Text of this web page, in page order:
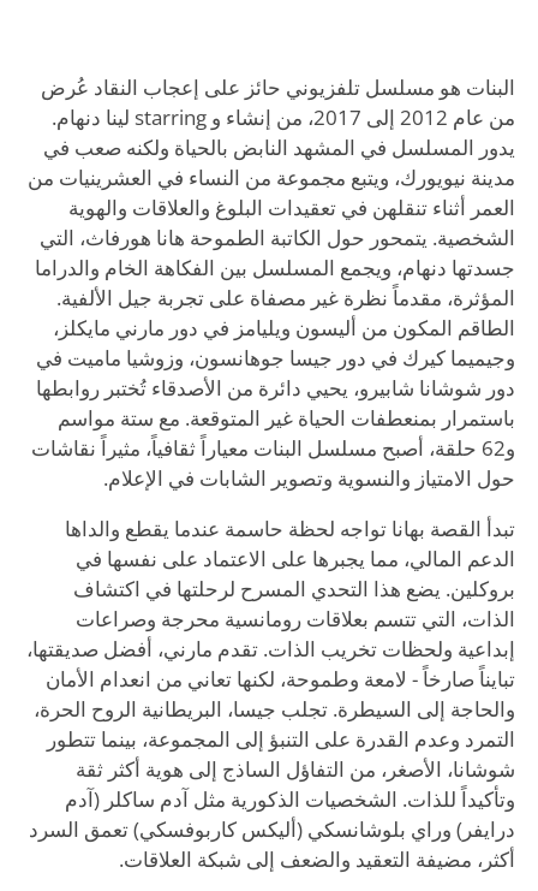
البنات هو مسلسل تلفزيوني حائز على إعجاب النقاد عُرض
من عام 2012 إلى 2017، من إنشاء و starring لينا دنهام.
يدور المسلسل في المشهد النابض بالحياة ولكنه صعب في
مدينة نيويورك، ويتبع مجموعة من النساء في العشرينيات من
العمر أثناء تنقلهن في تعقيدات البلوغ والعلاقات والهوية
الشخصية. يتمحور حول الكاتبة الطموحة هانا هورفاث، التي
جسدتها دنهام، ويجمع المسلسل بين الفكاهة الخام والدراما
المؤثرة، مقدماً نظرة غير مصفاة على تجربة جيل الألفية.
الطاقم المكون من أليسون ويليامز في دور مارني مايكلز،
وجيميما كيرك في دور جيسا جوهانسون، وزوشيا ماميت في
دور شوشانا شابيرو، يحيي دائرة من الأصدقاء تُختبر روابطها
باستمرار بمنعطفات الحياة غير المتوقعة. مع ستة مواسم
و62 حلقة، أصبح مسلسل البنات معياراً ثقافياً، مثيراً نقاشات
حول الامتياز والنسوية وتصوير الشابات في الإعلام.
تبدأ القصة بهانا تواجه لحظة حاسمة عندما يقطع والداها
الدعم المالي، مما يجبرها على الاعتماد على نفسها في
بروكلين. يضع هذا التحدي المسرح لرحلتها في اكتشاف
الذات، التي تتسم بعلاقات رومانسية محرجة وصراعات
إبداعية ولحظات تخريب الذات. تقدم مارني، أفضل صديقتها،
تبايناً صارخاً - لامعة وطموحة، لكنها تعاني من انعدام الأمان
والحاجة إلى السيطرة. تجلب جيسا، البريطانية الروح الحرة،
التمرد وعدم القدرة على التنبؤ إلى المجموعة، بينما تتطور
شوشانا، الأصغر، من التفاؤل الساذج إلى هوية أكثر ثقة
وتأكيداً للذات. الشخصيات الذكورية مثل آدم ساكلر (آدم
درايفر) وراي بلوشانسكي (أليكس كاربوفسكي) تعمق السرد
أكثر، مضيفة التعقيد والضعف إلى شبكة العلاقات.